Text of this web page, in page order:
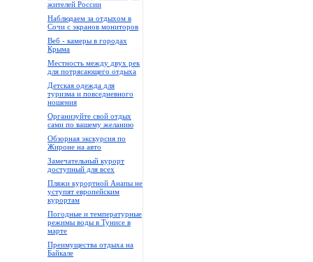
жителей России
Наблюдаем за отдыхом в
Сочи с экранов мониторов
Веб - камеры в городах
Крыма
Местность между двух рек
для потрясающего отдыха
Детская одежда для
туризма и повседневного
ношения
Организуйте свой отдых
сами по вашему желанию
Обзорная экскурсия по
Жироне на авто
Замечательный курорт
доступный для всех
Пляжи курортной Анапы не
уступят европейским
курортам
Погодные и температурные
режимы воды в Тунисе в
марте
Преимущества отдыха на
Байкале